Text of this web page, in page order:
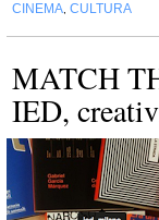
CINEMA CULTURA
MATCH
IED,